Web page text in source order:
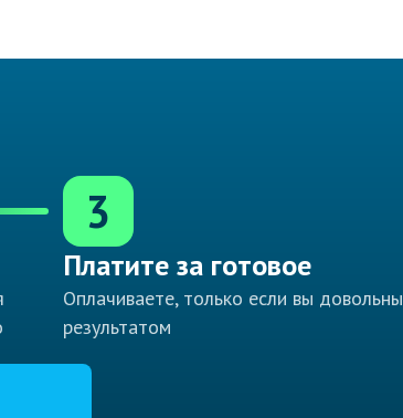
3
Платите за готовое
Оплачиваете, только если вы довольны
результатом